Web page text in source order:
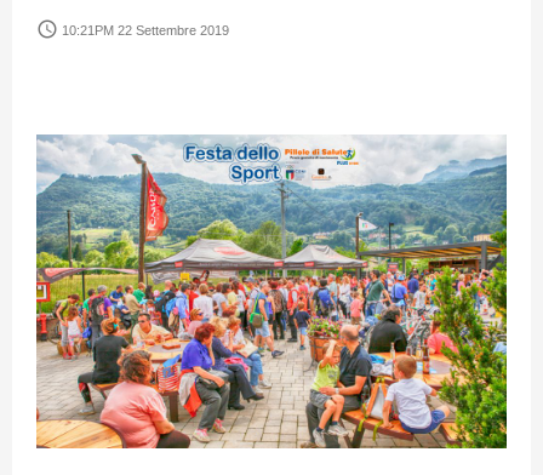
access_time 10:21PM 22 Settembre 2019